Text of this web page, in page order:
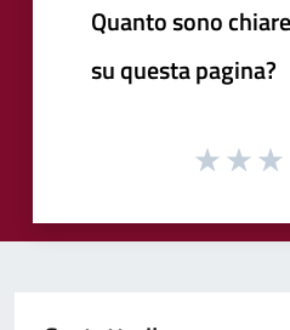
Quanto sono
su questa pagina?